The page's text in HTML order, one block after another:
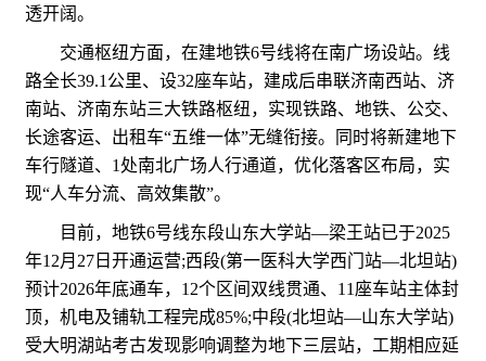
透开阔。
交通枢纽方面，在建地铁6号线将在南广场设站。线
路全长39.1公里、设32座车站，建成后串联济南西站、济
南站、济南东站三大铁路枢纽，实现铁路、地铁、公交、
长途客运、出租车“五维一体”无缝衔接。同时将新建地下
车行隧道、1处南北广场人行通道，优化落客区布局，实
现“人车分流、高效集散”。
目前，地铁6号线东段山东大学站—梁王站已于2025
年12月27日开通运营;西段(第一医科大学西门站—北坦站)
预计2026年底通车，12个区间双线贯通、11座车站主体封
顶，机电及铺轨工程完成85%;中段(北坦站—山东大学站)
受大明湖站考古发现影响调整为地下三层站，工期相应延